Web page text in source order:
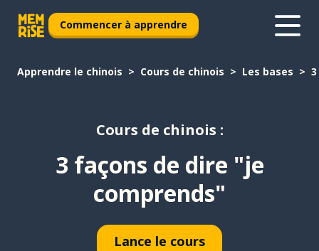
Commencer à apprendre
Apprendre le chinois Cours de chinois Les bases
Cours de chinois :
3 façons de dire "je
comprends"
Lance le cours